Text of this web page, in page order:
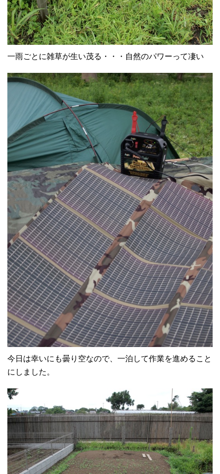
一雨ごとに雑草が生い茂る・・・自然のパワーって凄い
今日は幸いにも曇り空なので、一泊して作業を進めること
にしました。